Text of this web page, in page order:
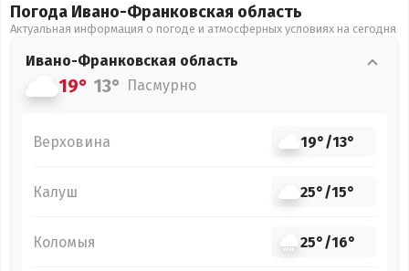
Погода Ивано-Франковская область
Актуальная информация о погоде и атмосферных условиях на сегодня
Ивано-Франковская область
19° 13° Пасмурно
Верховина 19°/13°
Калуш 25°/15°
Коломыя 25°/16°